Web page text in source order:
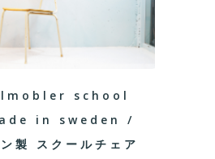
school
in sweden /
製 スクールチェア